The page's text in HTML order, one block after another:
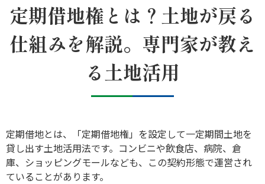
定期借地権とは？土地が戻る
仕組みを解説。専門家が教え
る土地活用
定期借地とは、「定期借地権」を設定して一定期間土地を
貸し出す土地活用法です。コンビニや飲食店、病院、倉
庫、ショッピングモールなども、この契約形態で運営され
ていることがあります。